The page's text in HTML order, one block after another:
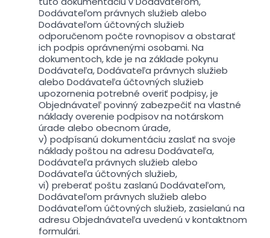
Dodávateľom právnych služieb alebo
Dodávateľom účtovných služieb
odporučenom počte rovnopisov a obstarať
ich podpis oprávnenými osobami. Na
dokumentoch, kde je na základe pokynu
Dodávateľa, Dodávateľa právnych služieb
alebo Dodávateľa účtovných služieb
upozornenia potrebné overiť podpisy, je
Objednávateľ povinný zabezpečiť na vlastné
náklady overenie podpisov na notárskom
úrade alebo obecnom úrade,
v) podpísanú dokumentáciu zaslať na svoje
náklady poštou na adresu Dodávateľa,
Dodávateľa právnych služieb alebo
Dodávateľa účtovných služieb,
vi) preberať poštu zaslanú Dodávateľom,
Dodávateľom právnych služieb alebo
Dodávateľom účtovných služieb, zasielanú na
adresu Objednávateľa uvedenú v kontaktnom
formulári.